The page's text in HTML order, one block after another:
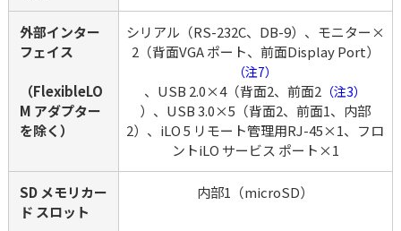
外部インター
フェイス
（FlexibleLO
M アダプター
を除く）
シリアル（RS-232C、DB-9）、モニター×
2（背面VGA ポート、前面Display Port）
（注7）
、USB 2.0×4（背面2、前面2 （注3）
）、USB 3.0×5（背面2、前面1、内部
2）、iLO 5 リモート管理用RJ-45×1、フロ
ントiLO サービス ポート×1
SD メモリカー
ド スロット
内部1（microSD）